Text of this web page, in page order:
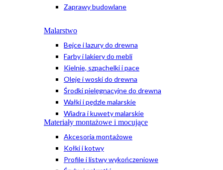
Zaprawy budowlane
Malarstwo
Bejce i lazury do drewna
Farby i lakiery do mebli
Kielnie, szpachelki i pace
Oleje i woski do drewna
Środki pielęgnacyjne do drewna
Wałki i pędzle malarskie
Wiadra i kuwety malarskie
Materiały montażowe i mocujące
Akcesoria montażowe
Kołki i kotwy
Profile i listwy wykończeniowe